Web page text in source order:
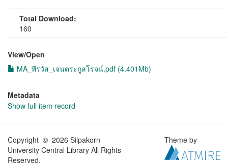
Total Download:
160
View/Open
MA_พีรวัส_เจนตระกูลโรจน์.pdf (4.401Mb)
Metadata
Show full item record
Copyright © 2026 Silpakorn
University Central Library All Rights
Reserved.
Theme by